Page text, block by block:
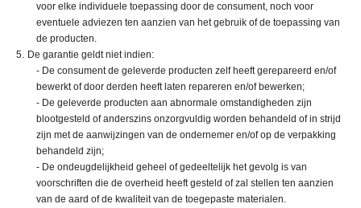
voor elke individuele toepassing door de consument, noch voor
eventuele adviezen ten aanzien van het gebruik of de toepassing van
de producten.
De garantie geldt niet indien:
- De consument de geleverde producten zelf heeft gerepareerd en/of
bewerkt of door derden heeft laten repareren en/of bewerken;
- De geleverde producten aan abnormale omstandigheden zijn
blootgesteld of anderszins onzorgvuldig worden behandeld of in strijd
zijn met de aanwijzingen van de ondernemer en/of op de verpakking
behandeld zijn;
- De ondeugdelijkheid geheel of gedeeltelijk het gevolg is van
voorschriften die de overheid heeft gesteld of zal stellen ten aanzien
van de aard of de kwaliteit van de toegepaste materialen.